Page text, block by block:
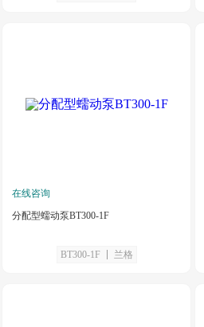
在线咨询
分配型蠕动泵BT300-1F
BT300-1F 兰格